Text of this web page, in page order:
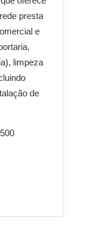
presta
e
limpeza
de